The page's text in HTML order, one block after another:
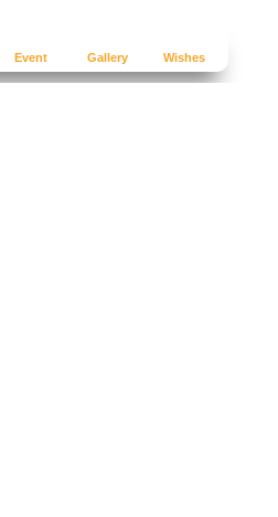
Event Gallery Wishes